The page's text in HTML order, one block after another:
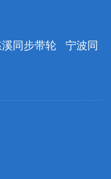
同步带轮 宁波同